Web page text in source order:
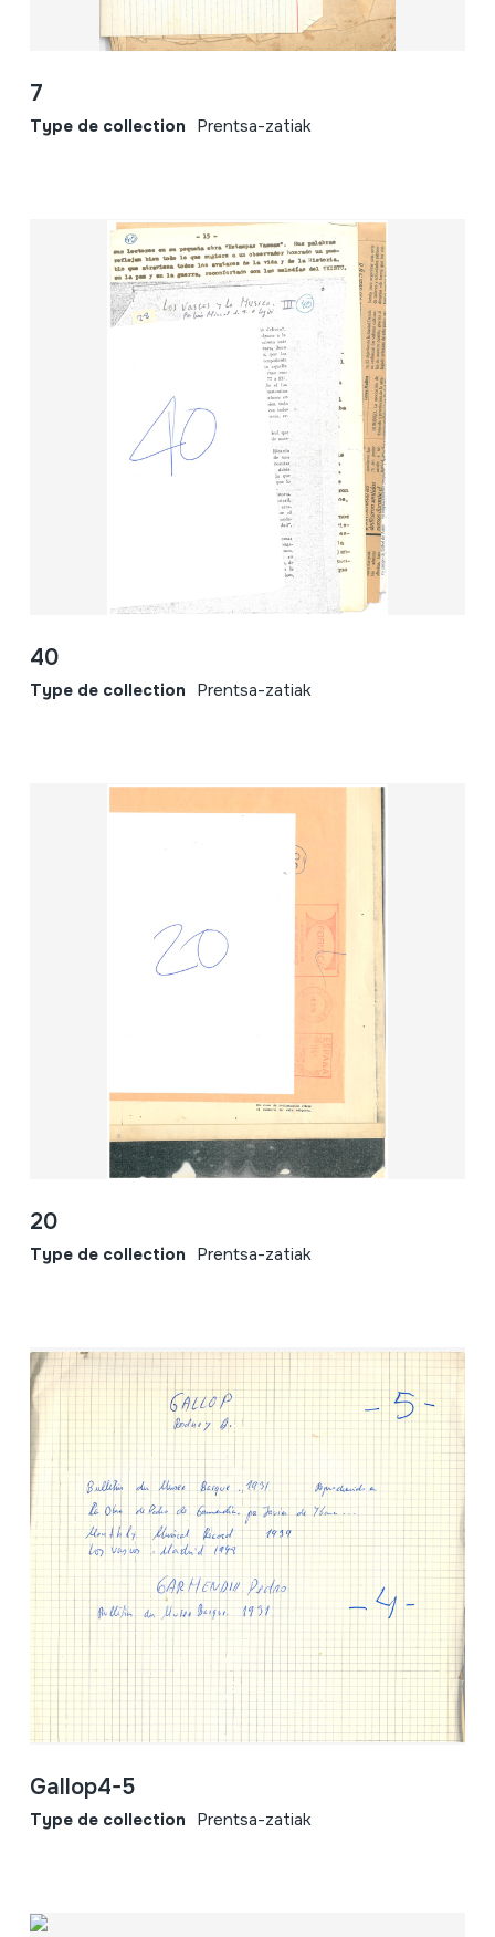
7
Type de collection Prentsa-zatiak
40
Type de collection Prentsa-zatiak
20
Type de collection Prentsa-zatiak
Gallop4-5
Type de collection Prentsa-zatiak